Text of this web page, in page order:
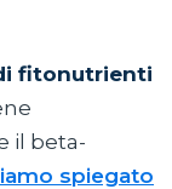
fitonutrienti
il beta-
spiegato